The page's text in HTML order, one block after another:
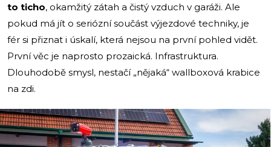
to ticho, okamžitý zátah a čistý vzduch v garáži. Ale
pokud má jít o seriózní součást výjezdové techniky, je
fér si přiznat i úskalí, která nejsou na první pohled vidět.
První věc je naprosto prozaická. Infrastruktura.
Dlouhodobě smysl, nestačí „nějaká“ wallboxová krabice
na zdi.